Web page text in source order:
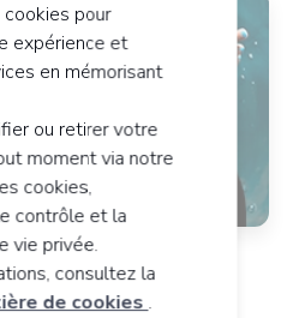
lourdes !
plus
pour
expérience et
en mémorisant
ou retirer votre
moment via notre
cookies,
contrôle et la
vie privée.
consultez la
de cookies .